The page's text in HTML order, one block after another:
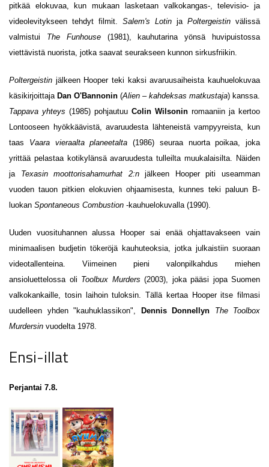
pitkää elokuvaa, kun mukaan lasketaan valkokangas-, televisio- ja
videolevitykseen tehdyt filmit. Salem's Lotin ja Poltergeistin välissä
valmistui The Funhouse (1981), kauhutarina yönsä huvipuistossa
viettävistä nuorista, jotka saavat seurakseen kunnon sirkusfriikin.
Poltergeistin jälkeen Hooper teki kaksi avaruusaiheista kauhuelokuvaa
käsikirjoittaja Dan O'Bannonin (Alien – kahdeksas matkustaja) kanssa.
Tappava yhteys (1985) pohjautuu Colin Wilsonin romaaniin ja kertoo
Lontooseen hyökkäävistä, avaruudesta lähteneistä vampyyreista, kun
taas Vaara vieraalta planeetalta (1986) seuraa nuorta poikaa, joka
yrittää pelastaa kotikylänsä avaruudesta tulleilta muukalaisilta. Näiden
ja Texasin moottorisahamurhat 2:njälkeen Hooper piti useamman
vuoden tauon pitkien elokuvien ohjaamisesta, kunnes teki paluun B-
luokan Spontaneous Combustion -kauhuelokuvalla (1990).
Uuden vuosituhannen alussa Hooper sai enää ohjattavakseen vain
minimaalisen budjetin tökeröjä kauhuteoksia, jotka julkaistiin suoraan
videotallenteina. Viimeinen pieni valonpilkahdus miehen
ansioluettelossa oli Toolbux Murders (2003), joka pääsi jopa Suomen
valkokankaille, tosin laihoin tuloksin. Tällä kertaa Hooper itse filmasi
uudelleen yhden "kauhuklassikon", Dennis Donnellyn The Toolbox
Murdersin vuodelta 1978.
Ensi-illat
Perjantai 7.8.